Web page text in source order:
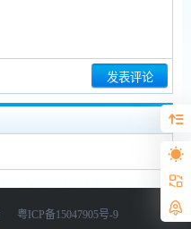
粤ICP备15047905号-9